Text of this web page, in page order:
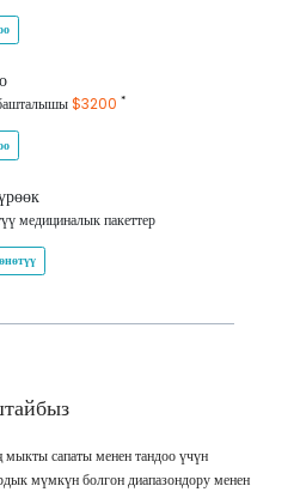
$3200 *
медициналык пакеттер
сапаты менен тандоо үчүн
мүмкүн болгон диапазондору менен